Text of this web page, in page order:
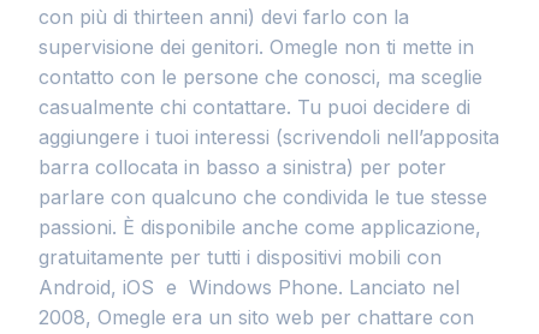
con più di thirteen anni) devi farlo con la
supervisione dei genitori. Omegle non ti mette in
contatto con le persone che conosci, ma sceglie
casualmente chi contattare. Tu puoi decidere di
aggiungere i tuoi interessi (scrivendoli nell’apposita
barra collocata in basso a sinistra) per poter
parlare con qualcuno che condivida le tue stesse
passioni. È disponibile anche come applicazione,
gratuitamente per tutti i dispositivi mobili con
Android, iOS e Windows Phone. Lanciato nel
2008, Omegle era un sito web per chattare con